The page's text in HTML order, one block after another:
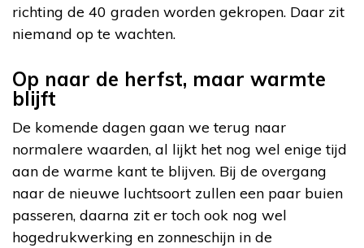
richting de 40 graden worden gekropen. Daar zit
niemand op te wachten.
Op naar de herfst, maar warmte
blijft
De komende dagen gaan we terug naar
normalere waarden, al lijkt het nog wel enige tijd
aan de warme kant te blijven. Bij de overgang
naar de nieuwe luchtsoort zullen een paar buien
passeren, daarna zit er toch ook nog wel
hogedrukwerking en zonneschijn in de